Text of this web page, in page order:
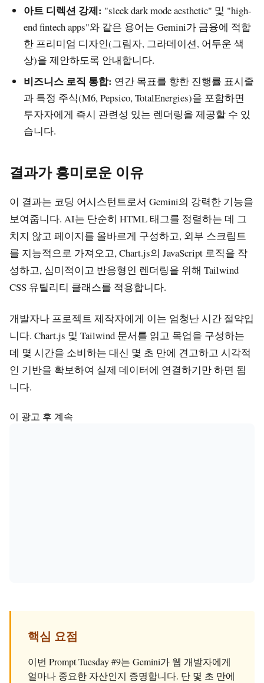
아트 디렉션 강제: "sleek dark mode aesthetic" 및 "high-
end fintech apps"와 같은 용어는 Gemini가 금융에 적합
한 프리미엄 디자인(그림자, 그라데이션, 어두운 색
상)을 제안하도록 안내합니다.
비즈니스 로직 통합: 연간 목표를 향한 진행률 표시줄
과 특정 주식(M6, Pepsico, TotalEnergies)을 포함하면
투자자에게 즉시 관련성 있는 렌더링을 제공할 수 있
습니다.
결과가 흥미로운 이유
이 결과는 코딩 어시스턴트로서 Gemini의 강력한 기능을
보여줍니다. AI는 단순히 HTML 태그를 정렬하는 데 그
치지 않고 페이지를 올바르게 구성하고, 외부 스크립트
를 지능적으로 가져오고, Chart.js의 JavaScript 로직을 작
성하고, 심미적이고 반응형인 렌더링을 위해 Tailwind
CSS 유틸리티 클래스를 적용합니다.
개발자나 프로젝트 제작자에게 이는 엄청난 시간 절약입
니다. Chart.js 및 Tailwind 문서를 읽고 목업을 구성하는
데 몇 시간을 소비하는 대신 몇 초 만에 견고하고 시각적
인 기반을 확보하여 실제 데이터에 연결하기만 하면 됩
니다.
이 광고 후 계속
핵심 요점
이번 Prompt Tuesday #9는 Gemini가 웹 개발자에게
얼마나 중요한 자산인지 증명합니다. 단 몇 초 만에